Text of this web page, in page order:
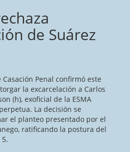
de Suárez
Casación Penal confirmó este
la excarcelación a Carlos
(h), exoficial de la ESMA
La decisión se
el planteo presentado por el
ratificando la postura del